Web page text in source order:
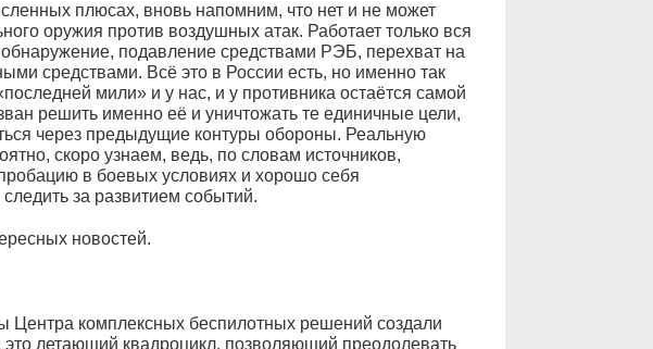
плюсах, вновь напомним, что нет и не может
оружия против воздушных атак. Работает только вся
подавление средствами РЭБ, перехват на
средствами. Всё это в России есть, но именно так
мили» и у нас, и у противника остаётся самой
решить именно её и уничтожать те единичные цели,
через предыдущие контуры обороны. Реальную
скоро узнаем, ведь, по словам источников,
в боевых условиях и хорошо себя
за развитием событий.
новостей.
Центра комплексных беспилотных решений создали
это летающий квадроцикл, позволяющий преодолевать